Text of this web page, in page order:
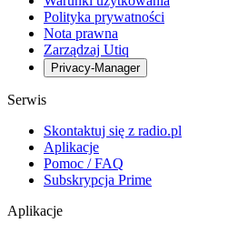
Polityka prywatności
Nota prawna
Zarządzaj Utiq
Privacy-Manager
Serwis
Skontaktuj się z radio.pl
Aplikacje
Pomoc / FAQ
Subskrypcja Prime
Aplikacje